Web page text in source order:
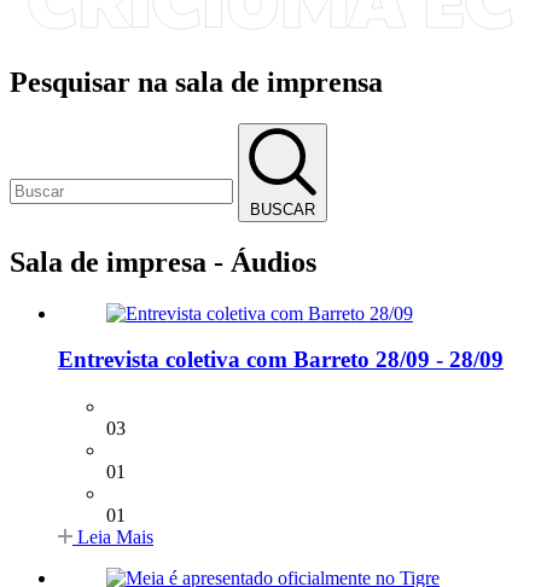
Pesquisar na sala de imprensa
BUSCAR
Sala de impresa - Áudios
Entrevista coletiva com Barreto 28/09 - 28/09
03
01
01
Leia Mais